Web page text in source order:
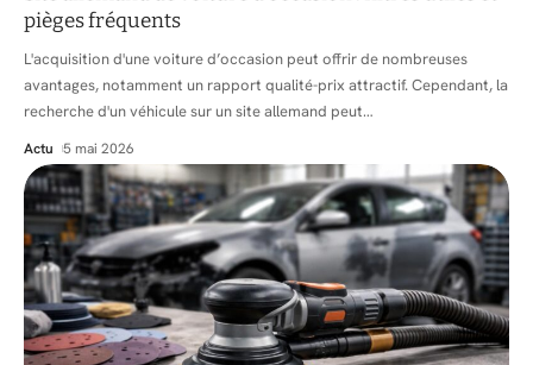
pièges fréquents
L'acquisition d'une voiture d’occasion peut offrir de nombreuses
avantages, notamment un rapport qualité-prix attractif. Cependant, la
recherche d'un véhicule sur un site allemand peut…
Actu 5 mai 2026